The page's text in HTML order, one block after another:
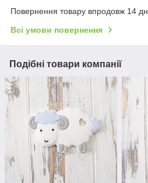
Повернення товару впродовж 14
Всі умови повернення
Подібні товари компанії